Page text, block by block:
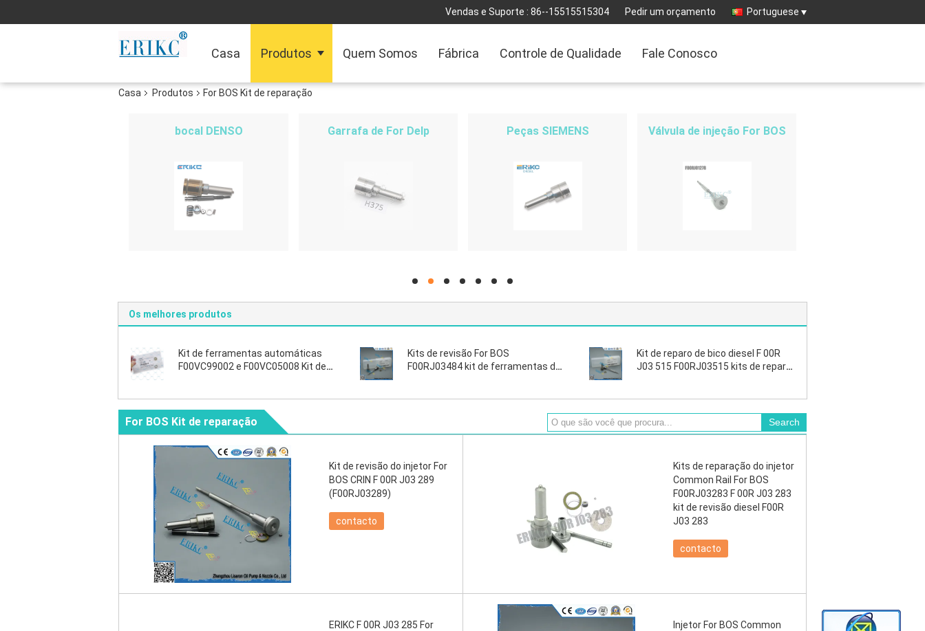
Vendas e Suporte : 86--15515515304 Pedir um orçamento Portuguese
Casa Produtos Quem Somos Fábrica Controle de Qualidade Fale Conosco
Casa Produtos For BOS Kit de reparação
bocal DENSO Garrafa de For Delp Peças SIEMENS Válvula de injeção For BOS
hd hd hd hd hd hd hd
Os melhores produtos
Kit de ferramentas automáticas
F00VC99002 e F00VC05008 Kit de
Kits de revisão For BOS
F00RJ03484 kit de ferramentas de
Kit de reparo de bico diesel F 00R
J03 515 F00RJ03515 kits de reparo
For BOS Kit de reparação
Kit de revisão do injetor For
BOS CRIN F 00R J03 289
(F00RJ03289)
contacto
Kits de reparação do injetor
Common Rail For BOS
F00RJ03283 F 00R J03 283
kit de revisão diesel F00R
J03 283
contacto
ERIKC F 00R J03 285 For
Injetor For BOS Common